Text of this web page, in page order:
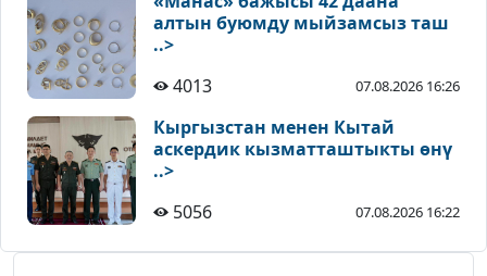
алтын буюмду мыйзамсыз таш
..>
4013
07.08.2026 16:26
Кыргызстан менен Кытай
аскердик кызматташтыкты өнү
..>
5056
07.08.2026 16:22